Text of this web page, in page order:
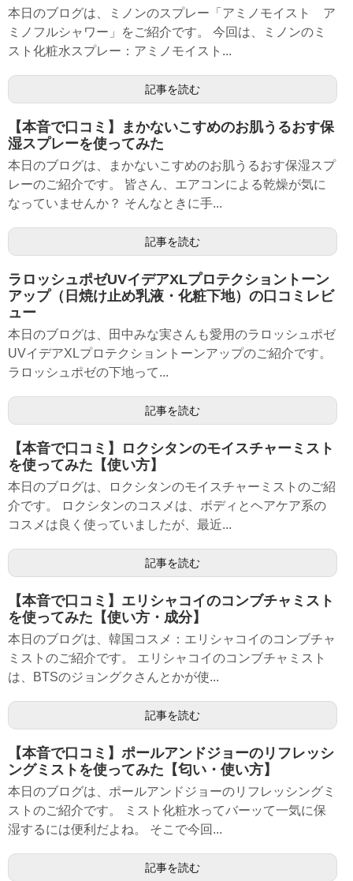
本日のブログは、ミノンのスプレー「アミノモイスト ア
ミノフルシャワー」をご紹介です。 今回は、ミノンのミ
スト化粧水スプレー：アミノモイスト...
記事を読む
【本音で口コミ】まかないこすめのお肌うるおす保
湿スプレーを使ってみた
本日のブログは、まかないこすめのお肌うるおす保湿スプ
レーのご紹介です。 皆さん、エアコンによる乾燥が気に
なっていませんか？ そんなときに手...
記事を読む
ラロッシュポゼUVイデアXLプロテクショントーン
アップ（日焼け止め乳液・化粧下地）の口コミレビ
ュー
本日のブログは、田中みな実さんも愛用のラロッシュポゼ
UVイデアXLプロテクショントーンアップのご紹介です。
ラロッシュポゼの下地って...
記事を読む
【本音で口コミ】ロクシタンのモイスチャーミスト
を使ってみた【使い方】
本日のブログは、ロクシタンのモイスチャーミストのご紹
介です。 ロクシタンのコスメは、ボディとヘアケア系の
コスメは良く使っていましたが、最近...
記事を読む
【本音で口コミ】エリシャコイのコンブチャミスト
を使ってみた【使い方・成分】
本日のブログは、韓国コスメ：エリシャコイのコンブチャ
ミストのご紹介です。 エリシャコイのコンブチャミスト
は、BTSのジョングクさんとかが使...
記事を読む
【本音で口コミ】ポールアンドジョーのリフレッシ
ングミストを使ってみた【匂い・使い方】
本日のブログは、ポールアンドジョーのリフレッシングミ
ストのご紹介です。 ミスト化粧水ってバーッて一気に保
湿するには便利だよね。 そこで今回...
記事を読む